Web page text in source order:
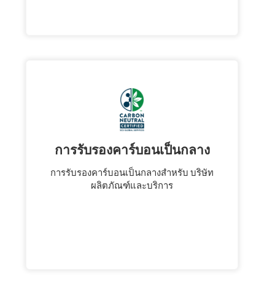
การรับรองคาร์บอนเป็นกลาง
การรับรองคาร์บอนเป็นกลางสําหรับ บริษัท
ผลิตภัณฑ์และบริการ